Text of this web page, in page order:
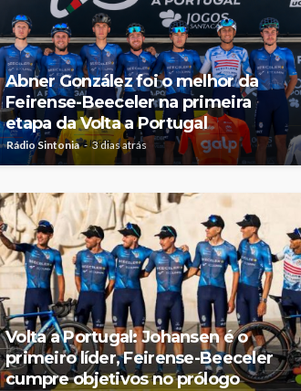
Abner González foi o melhor da
Feirense-Beeceler na primeira
etapa da Volta a Portugal
Rádio Sintonia 3 dias atrás
Volta a Portugal: Johansen é o
primeiro líder, Feirense-Beeceler
cumpre objetivos no prólogo